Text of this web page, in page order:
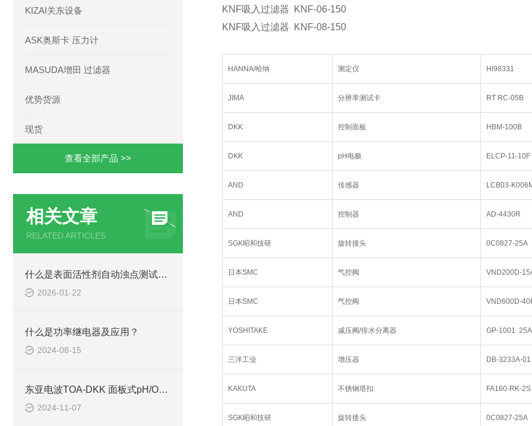
KIZAI关东设备
ASK奥斯卡 压力计
MASUDA增田 过滤器
优势货源
现货
查看全部产品 >>
相关文章
RELATED ARTICLES
什么是表面活性剂自动浊点测试仪？
2026-01-22
什么是功率继电器及应用？
2024-08-15
东亚电波TOA-DKK 面板式pH/ORP控制器 HBM-100B (pH)
2024-11-07
KNF吸入过滤器 KNF-06-150
KNF吸入过滤器 KNF-08-150
HANNA/哈纳 测定仪 HI98331
JIMA 分辨率测试卡 RT RC-05B
DKK 控制面板 HBM-100B
DKK pH电极 ELCP-11-10F
AND 传感器 LCB03-
AND 控制器 AD-4430R
SGK昭和技研 旋转接头 0C0827-25A
日本SMC 气控阀 VND200D-
日本SMC 气控阀 VND600D-
YOSHITAKE 减压阀/排水分离器 GP-1001
三洋工业 增压器 DB-3233A-01
KAKUTA 不锈钢塔扣 FA160-RK-2S
SGK昭和技研 旋转接头 0C0827-25A